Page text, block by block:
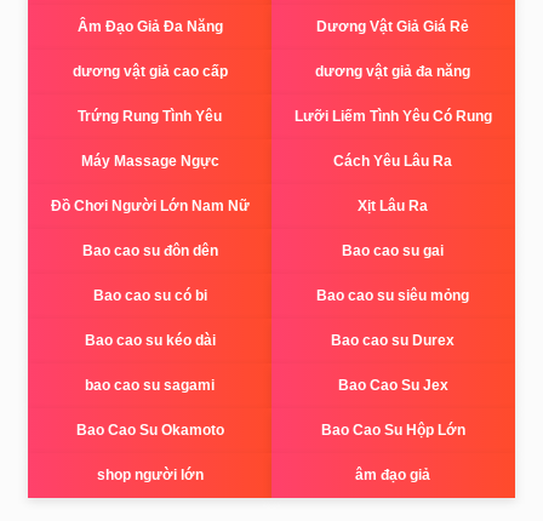
Âm Đạo Giả Đa Năng Dương Vật Giả Giá Rẻ
dương vật giả cao cấp dương vật giả đa năng
Trứng Rung Tình Yêu Lưỡi Liếm Tình Yêu Có Rung
Máy Massage Ngực Cách Yêu Lâu Ra
Đồ Chơi Người Lớn Nam Nữ Xịt Lâu Ra
Bao cao su đôn dên Bao cao su gai
Bao cao su có bi Bao cao su siêu mỏng
Bao cao su kéo dài Bao cao su Durex
bao cao su sagami Bao Cao Su Jex
Bao Cao Su Okamoto Bao Cao Su Hộp Lớn
shop người lớn âm đạo giả